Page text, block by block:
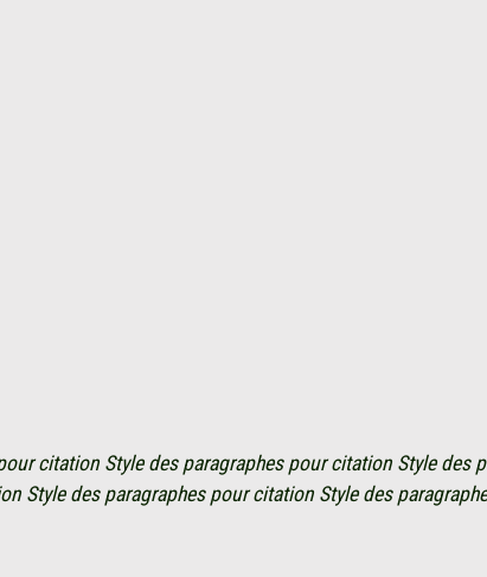
citation Style des paragraphes pour citation Style des
Style des paragraphes pour citation Style des